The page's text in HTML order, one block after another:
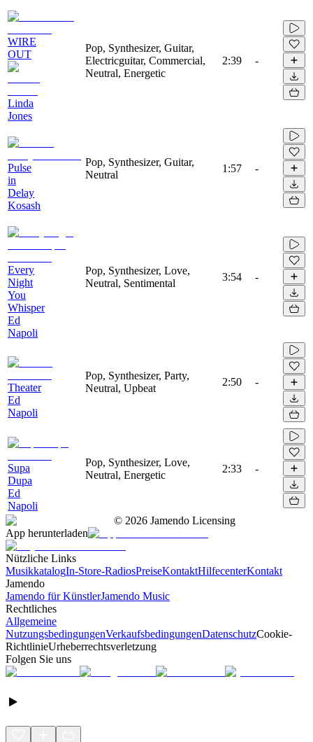
WIRE
OUT
Linda
Jones
Pop, Synthesizer, Guitar,
Electricguitar, Commercial,
Neutral, Energetic
2:39 -
Pulse
in
Delay
Kosash
Pop, Synthesizer, Guitar,
Neutral
1:57 -
Every
Night
You
Whisper
Ed
Napoli
Pop, Synthesizer, Love,
Neutral, Sentimental
3:54 -
Theater
Ed
Napoli
Pop, Synthesizer, Party,
Neutral, Upbeat
2:50 -
Supa
Dupa
Ed
Napoli
Pop, Synthesizer, Love,
Neutral, Energetic
2:33 -
© 2026 Jamendo Licensing
App herunterladen
Nützliche Links
MusikkatalogIn-Store-RadiosPreiseKontaktHilfecenterKontakt
Jamendo
Jamendo für KünstlerJamendo Music
Rechtliches
Allgemeine
NutzungsbedingungenVerkaufsbedingungenDatenschutzCookie-
RichtlinieUrheberrechtsverletzung
Folgen Sie uns